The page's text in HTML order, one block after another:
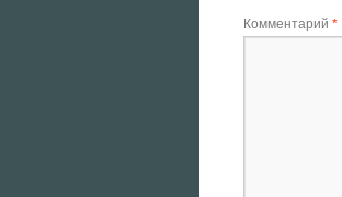
Комментарий *